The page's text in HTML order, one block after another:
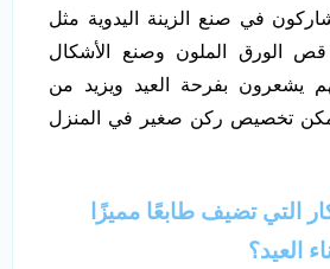
في صنع الزينة اليدوية مثل
قص الورق الملون وصنع الأشكال
يشعرون بفرحة العيد ويزيد من
يمكن تخصيص ركن صغير في المنزل
التي تضيف طابعًا مميزًا
العيد؟